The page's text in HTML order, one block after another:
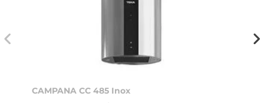
CAMPANA CC 485 Inox